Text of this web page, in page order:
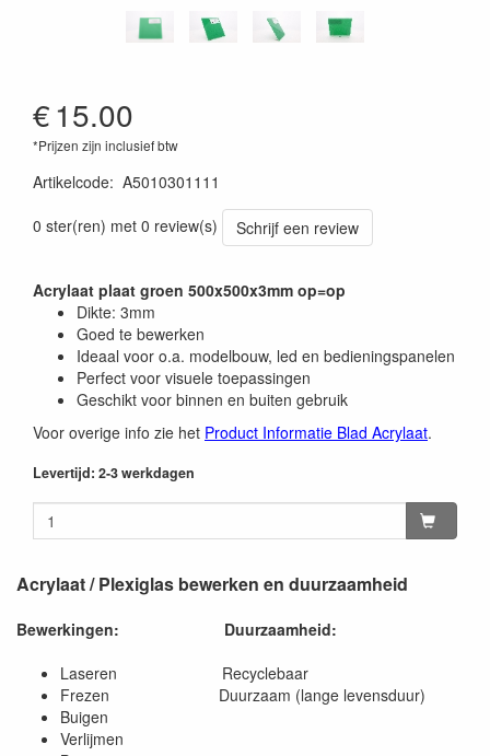
€15.00
*Prijzen zijn inclusief btw
Artikelcode: A5010301111
0 ster(ren) met 0 review(s)
Schrijf een review
Acrylaat plaat groen 500x500x3mm op=op
Dikte: 3mm
Goed te bewerken
Ideaal voor o.a. modelbouw, led en bedieningspanelen
Perfect voor visuele toepassingen
Geschikt voor binnen en buiten gebruik
Voor overige info zie het Product Informatie Blad Acrylaat.
Levertijd: 2-3 werkdagen
Acrylaat / Plexiglas bewerken en duurzaamheid
Bewerkingen:
Duurzaamheid:
Laseren Recyclebaar
Frezen Duurzaam (lange levensduur)
Buigen
Verlijmen